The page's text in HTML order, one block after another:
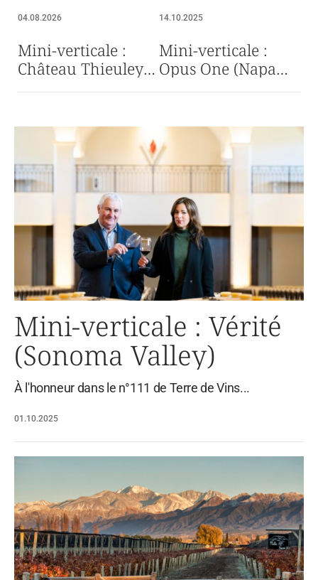
04.08.2026
Mini-verticale :
Château Thieuley
blanc
14.10.2025
Mini-verticale :
Opus One (Napa
Valley)
01.10.2025
Mini-verticale : Vérité
(Sonoma Valley)
À l'honneur dans le n°111 de Terre de Vins...